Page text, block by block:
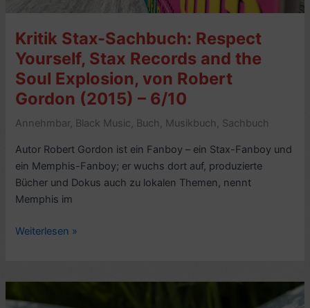
Kritik Stax-Sachbuch: Respect
Yourself, Stax Records and the
Soul Explosion, von Robert
Gordon (2015) – 6/10
Annehmbar, Black Music, Buch , Musikbuch , Sachbuch
Autor Robert Gordon ist ein Fanboy – ein Stax-Fanboy und
ein Memphis-Fanboy; er wuchs dort auf, produzierte
Bücher und Dokus auch zu lokalen Themen, nennt
Memphis im
Kritik
Respect
Weiterlesen »